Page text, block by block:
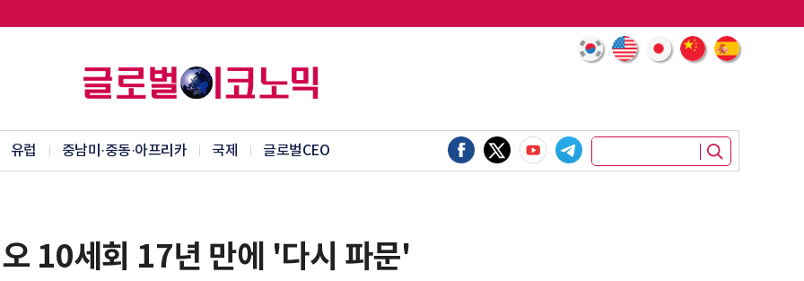
유럽 중남미·중동·아프리카 국제 글로벌CEO
10세회 17년 만에 '다시 파문'